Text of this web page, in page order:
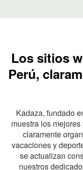
Los sitios
Perú,
Kadaza, fundado
muestra los
claramente
vacaciones y
se actualizan
nuestros